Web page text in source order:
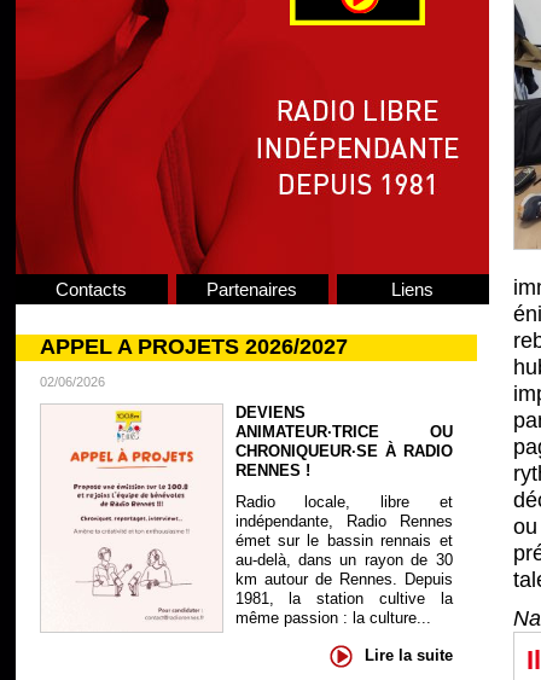
Contacts Partenaires Liens
APPEL A PROJETS 2026/2027
02/06/2026
DEVIENS
ANIMATEUR·TRICE OU
CHRONIQUEUR·SE À RADIO
RENNES !
Radio locale, libre et
indépendante, Radio Rennes
émet sur le bassin rennais et
au-delà, dans un rayon de 30
km autour de Rennes. Depuis
1981, la station cultive la
même passion : la culture...
Lire la suite